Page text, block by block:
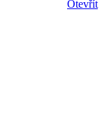
Otevřít